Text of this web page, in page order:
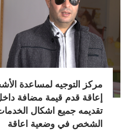
مركز التوجيه لمساعدة
إعاقة قدم قيمة مضافة
تقديمه جميع اشكال
الشخص في وضعية اعاقة